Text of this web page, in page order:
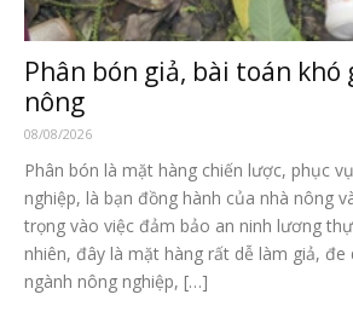
Phân bón giả, bài toán khó
nông
08/08/2026
Phân bón là mặt hàng chiến lược, phục
nghiệp, là bạn đồng hành của nhà nông
trọng vào việc đảm bảo an ninh lương
nhiên, đây là mặt hàng rất dễ làm giả,
ngành nông nghiệp, […]